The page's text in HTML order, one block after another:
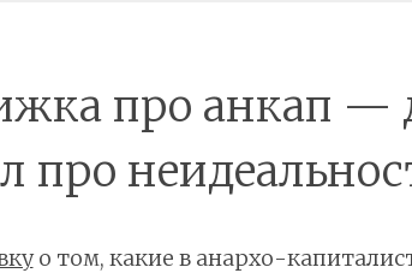
про анкап —
про
о том, какие в анархо-